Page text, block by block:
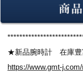
★新品腕時計 在庫豊
https://www.gmt-